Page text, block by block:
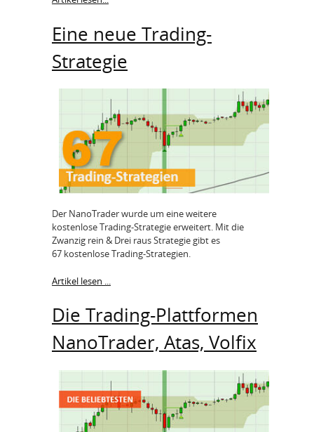
Eine neue Trading-
Strategie
Der NanoTrader wurde um eine weitere
kostenlose Trading-Strategie erweitert. Mit die
Zwanzig rein & Drei raus Strategie gibt es
67 kostenlose Trading-Strategien.
Artikel lesen ...
Die Trading-Plattformen
NanoTrader, Atas, Volfix